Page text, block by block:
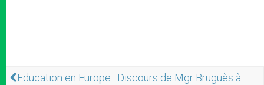
Education en Europe : Discours de Mgr Bruguès à